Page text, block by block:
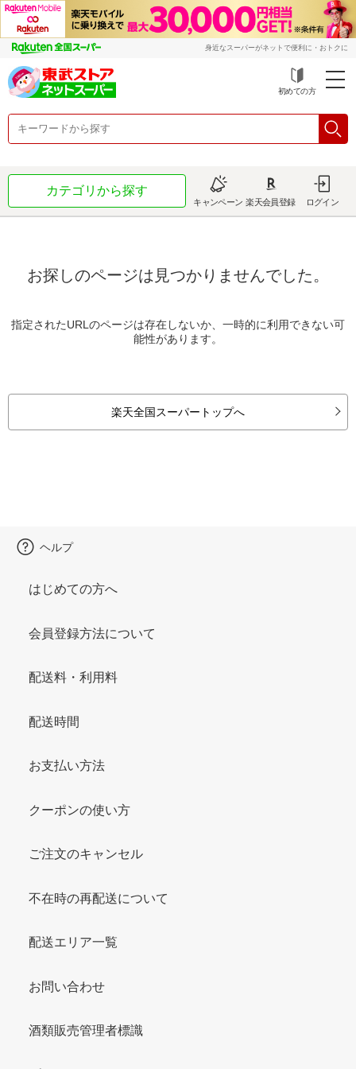
身近なスーパーがネットで便利に・おトクに
初めての方
カテゴリから探す
キャンペーン 楽天会員登録 ログイン
お探しのページは見つかりませんでした。
指定されたURLのページは存在しないか、一時的に利用できない可
能性があります。
楽天全国スーパートップへ
ヘルプ
はじめての方へ
会員登録方法について
配送料・利用料
配送時間
お支払い方法
クーポンの使い方
ご注文のキャンセル
不在時の再配送について
配送エリア一覧
お問い合わせ
酒類販売管理者標識